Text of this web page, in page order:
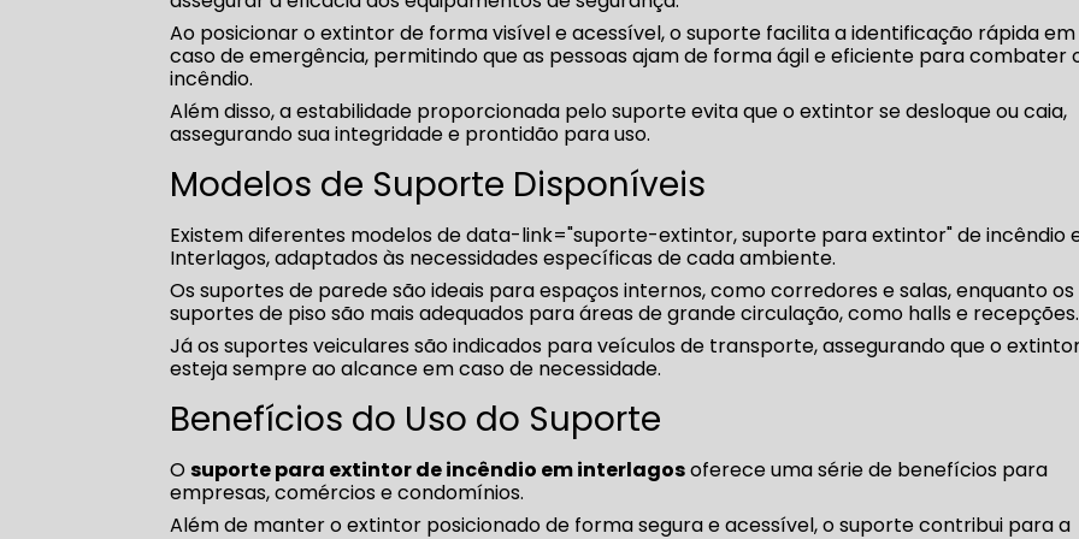
Ao posicionar o extintor de forma visível e acessível, o suporte facilita a identificação rápida em
caso de emergência, permitindo que as pessoas ajam de forma ágil e eficiente para combater
incêndio.
Além disso, a estabilidade proporcionada pelo suporte evita que o extintor se desloque ou caia,
assegurando sua integridade e prontidão para uso.
Modelos de Suporte Disponíveis
Existem diferentes modelos de data-link="suporte-extintor, suporte para extintor" de incêndio
Interlagos, adaptados às necessidades específicas de cada ambiente.
Os suportes de parede são ideais para espaços internos, como corredores e salas, enquanto os
suportes de piso são mais adequados para áreas de grande circulação, como halls e recepções.
Já os suportes veiculares são indicados para veículos de transporte, assegurando que o
esteja sempre ao alcance em caso de necessidade.
Benefícios do Uso do Suporte
Osuporte para extintor de incêndio em interlagosoferece uma série de benefícios para
empresas, comércios e condomínios.
Além de manter o extintor posicionado de forma segura e acessível, o suporte contribui para a